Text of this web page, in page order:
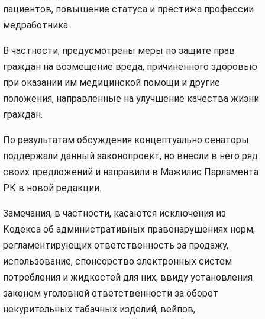
пациентов, повышение статуса и престижа профессии
медработника.
В частности, предусмотрены меры по защите прав
граждан на возмещение вреда, причиненного здоровью
при оказании им медицинской помощи и другие
положения, направленные на улучшение качества жизни
граждан.
По результатам обсуждения концептуально сенаторы
поддержали данный законопроект, но внесли в него ряд
своих предложений и направили в Мажилис Парламента
РК в новой редакции.
Замечания, в частности, касаются исключения из
Кодекса об административных правонарушениях норм,
регламентирующих ответственность за продажу,
использование, спонсорство электронных систем
потребления и жидкостей для них, ввиду установления
законом уголовной ответственности за оборот
некурительных табачных изделий, вейпов,